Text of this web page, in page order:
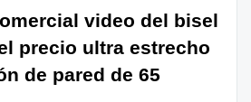
video del bisel
precio ultra estrecho
de pared de 65